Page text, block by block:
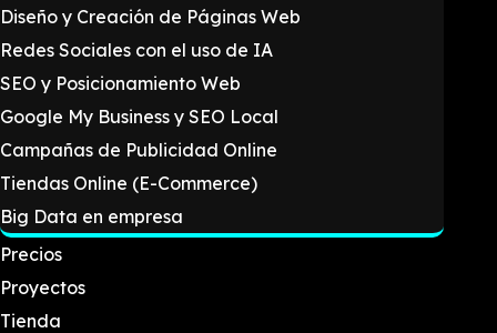
Diseño y Creación de Páginas Web
Redes Sociales con el uso de IA
SEO y Posicionamiento Web
Google My Business y SEO Local
Campañas de Publicidad Online
Tiendas Online (E-Commerce)
Big Data en empresa
Precios
Proyectos
Tienda